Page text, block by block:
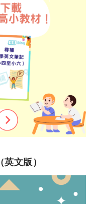
文版）